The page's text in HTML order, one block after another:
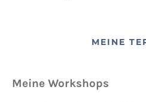
MEINE
Meine Workshops